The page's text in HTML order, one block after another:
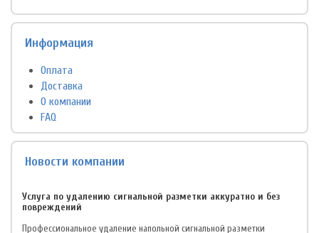
Информация
Оплата
Доставка
О компании
FAQ
Новости компании
Услуга по удалению сигнальной разметки аккуратно и без
повреждений
Профессиональное удаление напольной сигнальной разметки